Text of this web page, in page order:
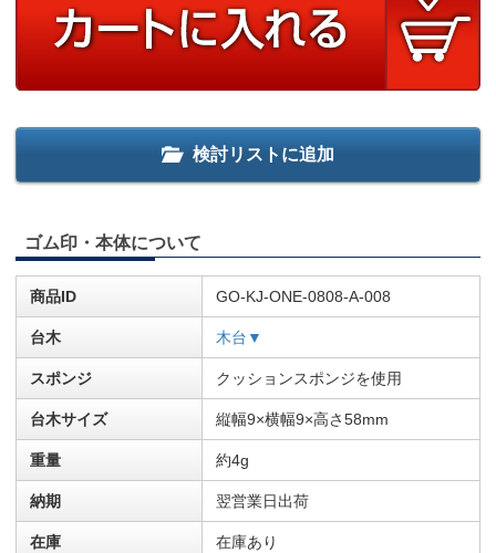
検討リストに追加
ゴム印・本体について
商品ID GO-KJ-ONE-0808-A-008
台木 木台▼
スポンジ クッションスポンジを使用
台木サイズ 縦幅9×横幅9×高さ58mm
重量 約4g
納期 翌営業日出荷
在庫 在庫あり